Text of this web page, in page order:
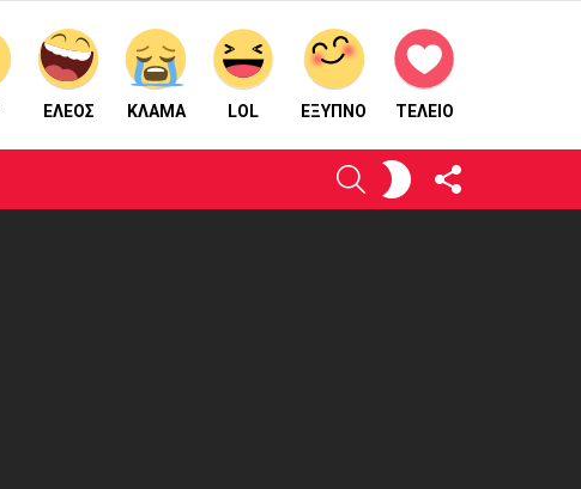
ΕΛΕΟΣ ΚΛΑΜΑ LOL ΈΞΥΠΝΟ ΤΕΛΕΙΟ
ΑΝΑΖΉΤΗΣΗΕΝΕΡΓΟΠΟΙΉΣΤΕ
ΤΟ
ΔΈΡΜΑ